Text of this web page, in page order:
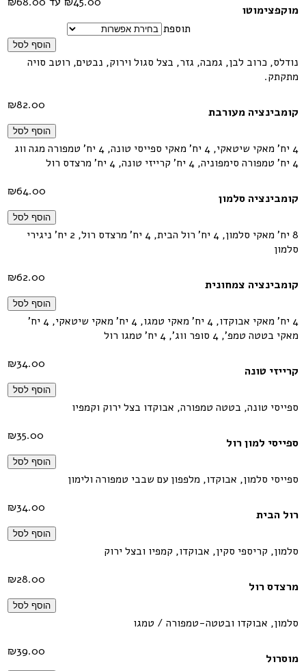
מוקפצימוטו
תוספת
הוסף לסל
נודלס, כרוב לבן, גמבה, גזר, בצל סגול וירוק, נבטים, רוטב סויה
מתקתק.
קומבינציה מעורבת ₪82.00
הוסף לסל
4 יח' מאקי שיטאקי, 4 יח' מאקי ספייסי טונה, 4 יח' טמפורה מגה ווג
4 יח' טמפורה סימפוניה, 4 יח' קרייזי טונה, 4 יח' מרצדס רול
קומבינציה סלמון ₪64.00
הוסף לסל
8 יח' מאקי סלמון, 4 יח' רול הבית, 4 יח' מרצדס רול, 2 יח' ניגירי
סלמון
קומבינציה צמחונית ₪62.00
הוסף לסל
4 יח' מאקי אבוקדו, 4 יח' מאקי טמגו, 4 יח' מאקי שיטאקי, 4 יח'
מאקי בטטה טמפ', 4 סופר ווג', 4 יח' טמגו רול
קרייזי טונה ₪34.00
הוסף לסל
ספייסי טונה, בטטה טמפורה, אבוקדו בצל ירוק וקמפיו
ספייסי למון רול ₪35.00
הוסף לסל
ספייסי סלמון, אבוקדו, מלפפון עם שבבי טמפורה ולימון
רול הבית ₪34.00
הוסף לסל
סלמון, קריספי סקין, אבוקדו, קמפיו ובצל ירוק
מרצדס רול ₪28.00
הוסף לסל
סלמון, אבוקדו ובטטה-טמפורה / טמגו
מוסרול ₪39.00